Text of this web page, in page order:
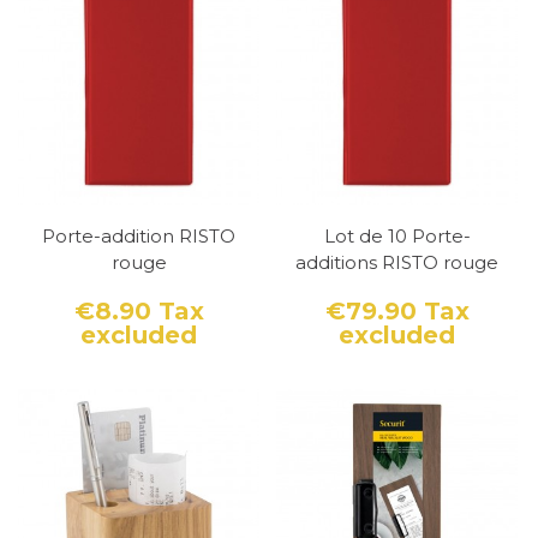
essentielle pour assurer une bonne
expérience client. Si vos clients ont des
difficultés à demander l'addition, cela peut
En somme, ne sous-estimez pas l'importance
de la porte addition dans votre établissement.
Qu'elle soit simple ou originale, elle peut faire
la différence pour offrir à vos clients une
expérience satisfaisante et mémorable.
incontournable dans les restaurants et bars.
Elle permet aux clients de demander
discrètement l'addition sans avoir besoin de
chercher un serveur. Si vous êtes à la
Porte-addition RISTO
rouge
Price
€8.90 Tax
excluded
Lot de 10 Porte-
additions RISTO rouge
Price
€79.90 Tax
excluded